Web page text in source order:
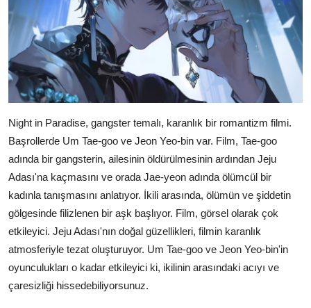
Night in Paradise, gangster temalı, karanlık bir romantizm filmi.
Başrollerde Um Tae-goo ve Jeon Yeo-bin var. Film, Tae-goo
adında bir gangsterin, ailesinin öldürülmesinin ardından Jeju
Adası'na kaçmasını ve orada Jae-yeon adında ölümcül bir
kadınla tanışmasını anlatıyor. İkili arasında, ölümün ve şiddetin
gölgesinde filizlenen bir aşk başlıyor. Film, görsel olarak çok
etkileyici. Jeju Adası'nın doğal güzellikleri, filmin karanlık
atmosferiyle tezat oluşturuyor. Um Tae-goo ve Jeon Yeo-bin'in
oyunculukları o kadar etkileyici ki, ikilinin arasındaki acıyı ve
çaresizliği hissedebiliyorsunuz.